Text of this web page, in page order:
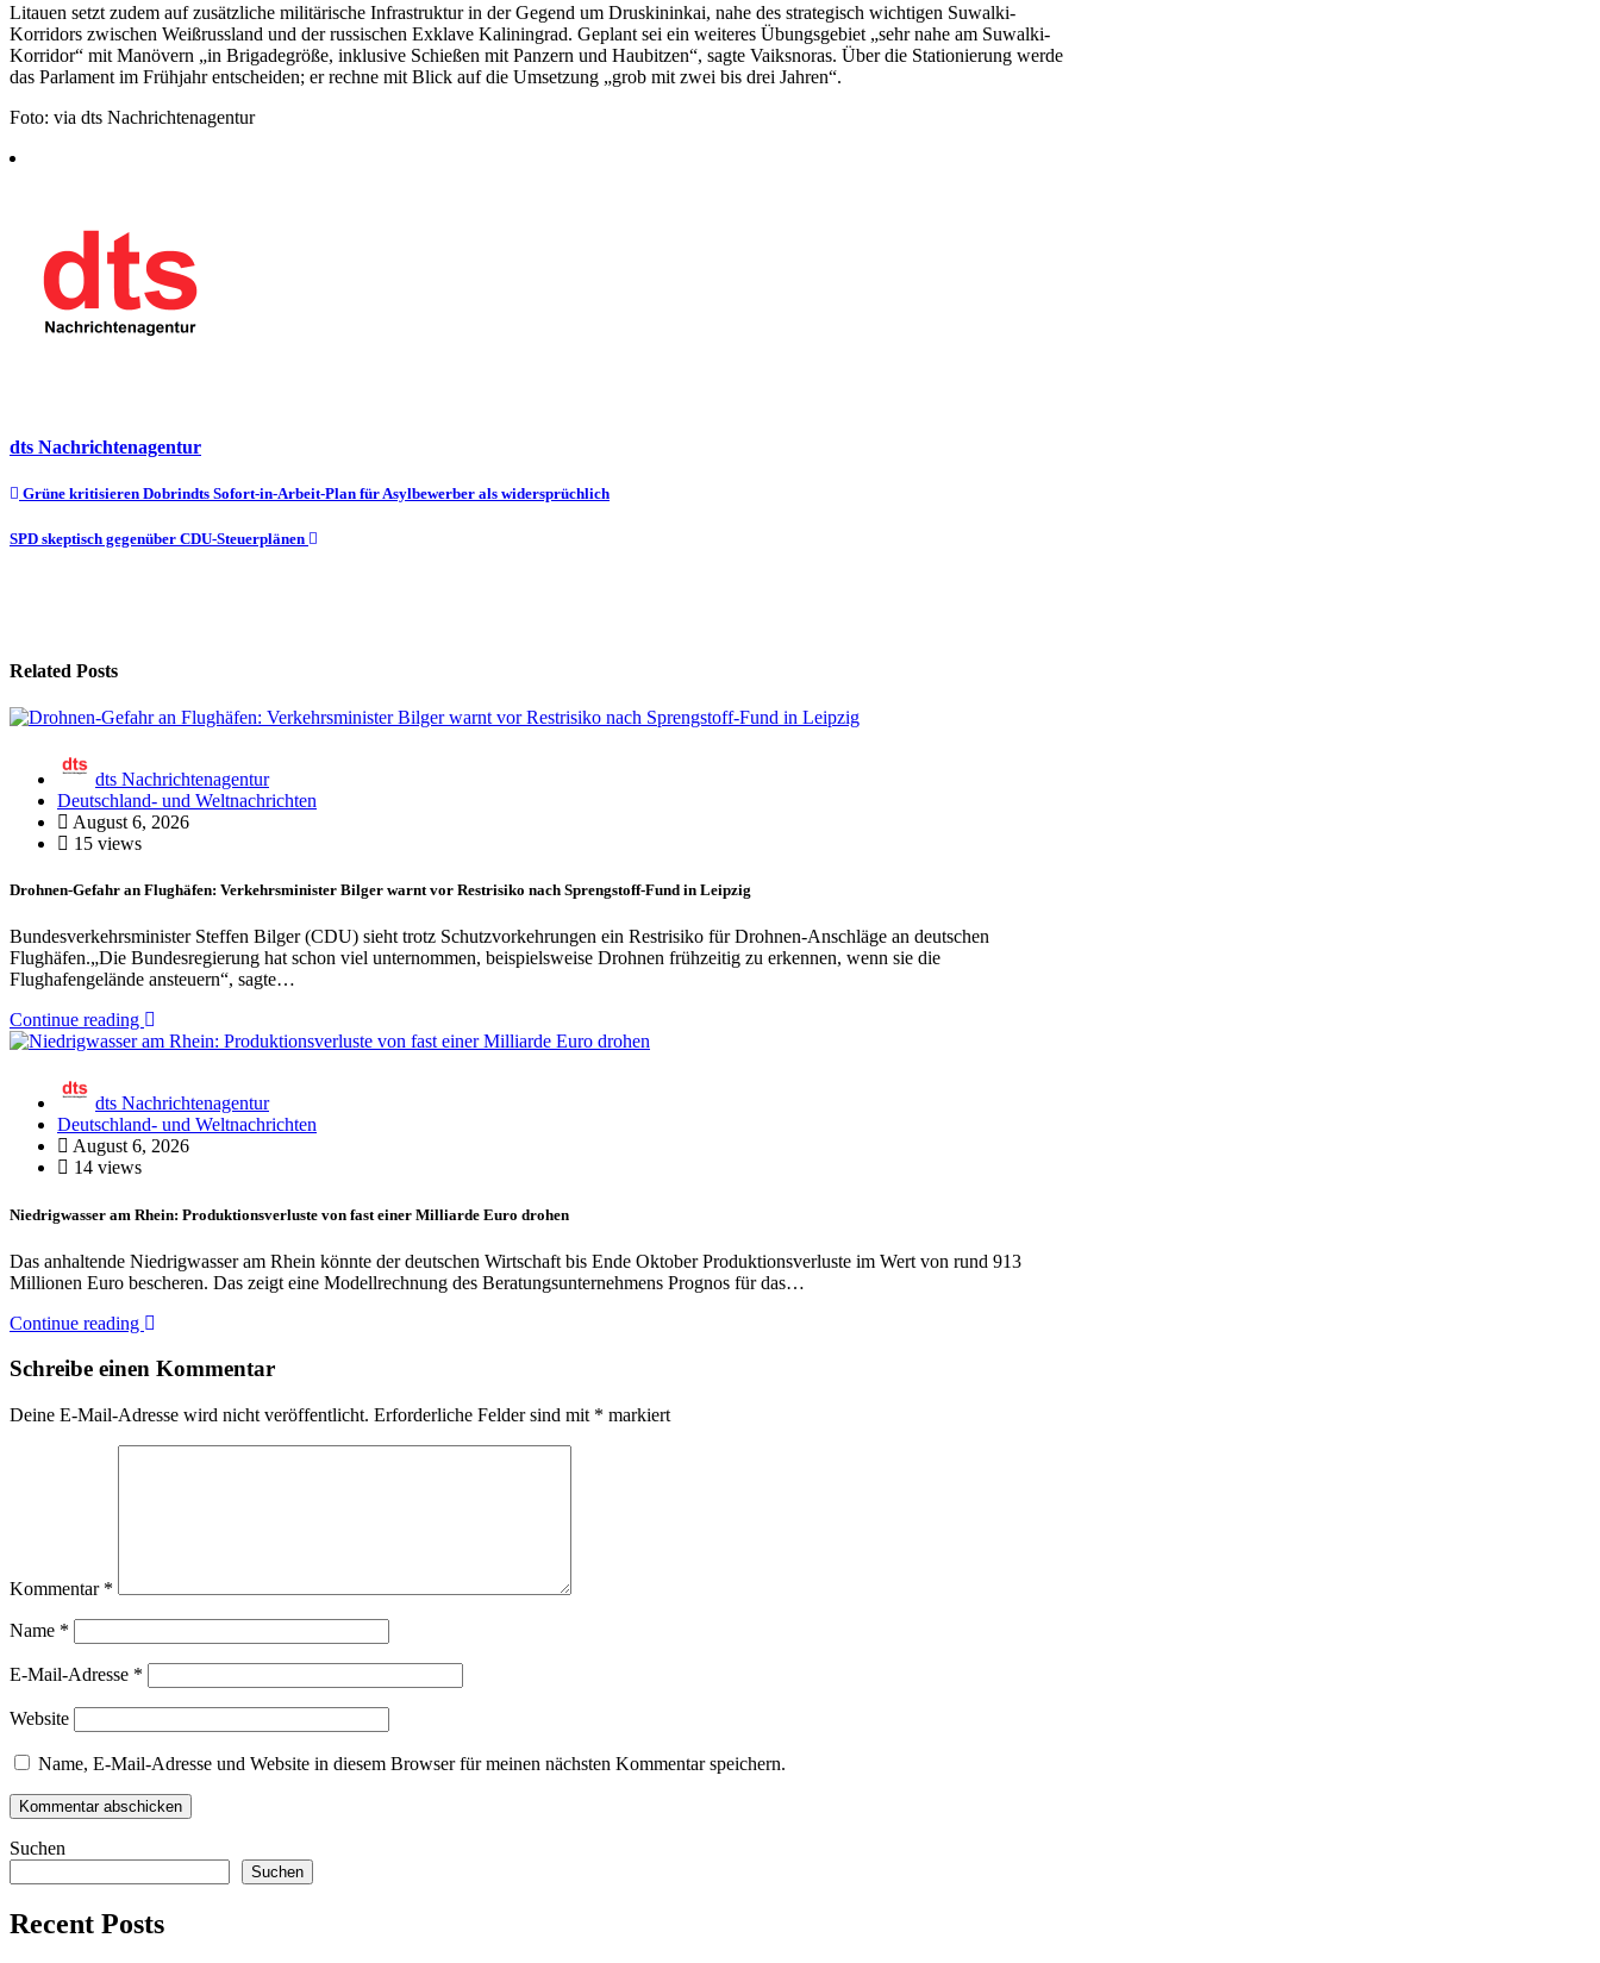
Litauen setzt zudem auf zusätzliche militärische Infrastruktur in der Gegend um Druskininkai, nahe des strategisch wichtigen Suwalki-
Korridors zwischen Weißrussland und der russischen Exklave Kaliningrad. Geplant sei ein weiteres Übungsgebiet „sehr nahe am Suwalki-
Korridor“ mit Manövern „in Brigadegröße, inklusive Schießen mit Panzern und Haubitzen“, sagte Vaiksnoras. Über die Stationierung werde
das Parlament im Frühjahr entscheiden; er rechne mit Blick auf die Umsetzung „grob mit zwei bis drei Jahren“.
Foto: via dts Nachrichtenagentur
dts Nachrichtenagentur
Beitragsnavigation
Grüne kritisieren Dobrindts Sofort-in-Arbeit-Plan für Asylbewerber als widersprüchlich
SPD skeptisch gegenüber CDU-Steuerplänen
Related Posts
dts Nachrichtenagentur
Deutschland- und Weltnachrichten
August 6, 2026
15 views
Drohnen-Gefahr an Flughäfen: Verkehrsminister Bilger warnt vor Restrisiko nach Sprengstoff-Fund in Leipzig
Bundesverkehrsminister Steffen Bilger (CDU) sieht trotz Schutzvorkehrungen ein Restrisiko für Drohnen-Anschläge an deutschen
Flughäfen.„Die Bundesregierung hat schon viel unternommen, beispielsweise Drohnen frühzeitig zu erkennen, wenn sie die
Flughafengelände ansteuern“, sagte…
Continue reading
dts Nachrichtenagentur
Deutschland- und Weltnachrichten
August 6, 2026
14 views
Niedrigwasser am Rhein: Produktionsverluste von fast einer Milliarde Euro drohen
Das anhaltende Niedrigwasser am Rhein könnte der deutschen Wirtschaft bis Ende Oktober Produktionsverluste im Wert von rund 913
Millionen Euro bescheren. Das zeigt eine Modellrechnung des Beratungsunternehmens Prognos für das…
Continue reading
Schreibe einen Kommentar
Deine E-Mail-Adresse wird nicht veröffentlicht. Erforderliche Felder sind mit * markiert
Kommentar *
Name *
E-Mail-Adresse *
Website
Name, E-Mail-Adresse und Website in diesem Browser für meinen nächsten Kommentar speichern.
Suchen
Suchen
Recent Posts